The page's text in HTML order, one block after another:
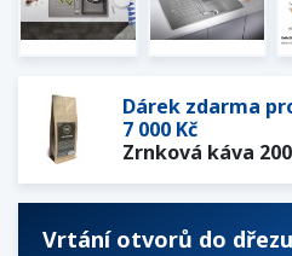
Dárek zdarma
7 000 Kč
Zrnková káva
Vrtání otvorů do